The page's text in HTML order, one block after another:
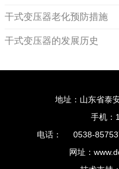
干式变压器老化预防措施
干式变压器的发展历史
地址：山东省泰
手机：
电话：
0538-
网址：